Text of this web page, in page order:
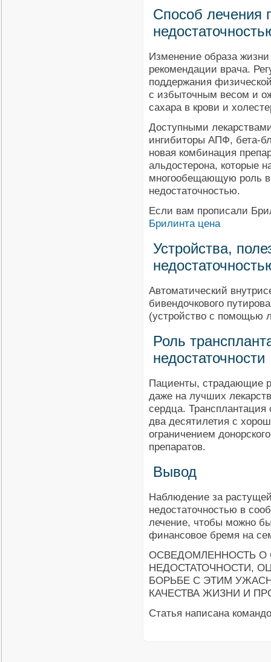
Способ лечения
Изменение образа
рекомендации врача.
поддержания
с избыточным весом и
сахара в крови и
Доступными
ингибиторы АПФ, бета-
новая комбинация
альдостерона, которые
многообещающую роль в
недостаточностью.
Если вам прописали
Брилинта цена
Устройства,
Автоматический
бивендочкового
(устройство с помощью
Роль
недостаточности
Пациенты, страдающие
даже на лучших
сердца.
два десятилетия с
ограничением
препаратов.
Вывод
Наблюдение за
недостаточностью в
лечение, чтобы можно
финансовое бремя на
ОСВЕДОМЛЕННОСТЬ О
НЕДОСТАТОЧНОСТИ,
БОРЬБЕ С ЭТИМ
КАЧЕСТВА ЖИЗНИ И
Статья написана